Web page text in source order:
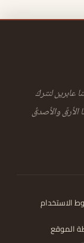
عابرين لنتركَ
الأرقّ والأصدقُ
الاستخدام
الموقع